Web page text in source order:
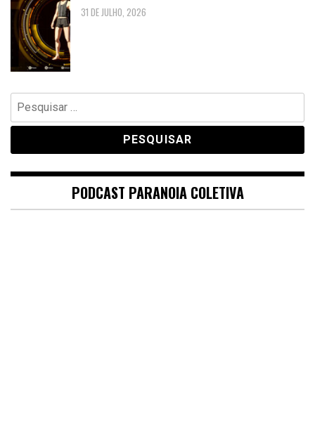
31 DE JULHO, 2026
Pesquisar
por:
PODCAST PARANOIA COLETIVA